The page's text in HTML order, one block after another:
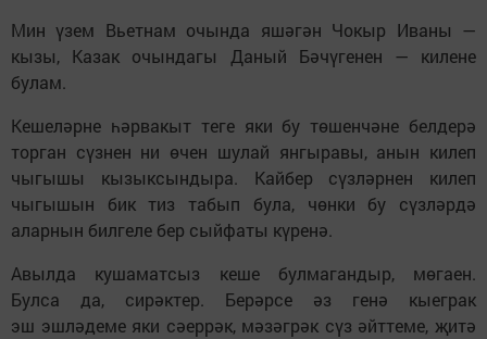
Мин үзем Вьетнам очында яшәгән Чокыр Иваны —
кызы, Казак очындагы Даный Бәчүгенен — килене
булам.
Кешеләрне һәрвакыт теге яки бу төшенчәне белдерә
торган сүзнен ни өчен шулай янгыравы, анын килеп
чыгышы кызыксындыра. Кайбер сүзләрнен килеп
чыгышын бик тиз табып була, чөнки бу сүзләрдә
аларнын билгеле бер сыйфаты күренә.
Авылда кушаматсыз кеше булмагандыр, мөгаен.
Булса да, сирәктер. Берәрсе әз генә кыеграк
эш эшләдеме яки сәеррәк, мәзәгрәк сүз әйттеме, җитә